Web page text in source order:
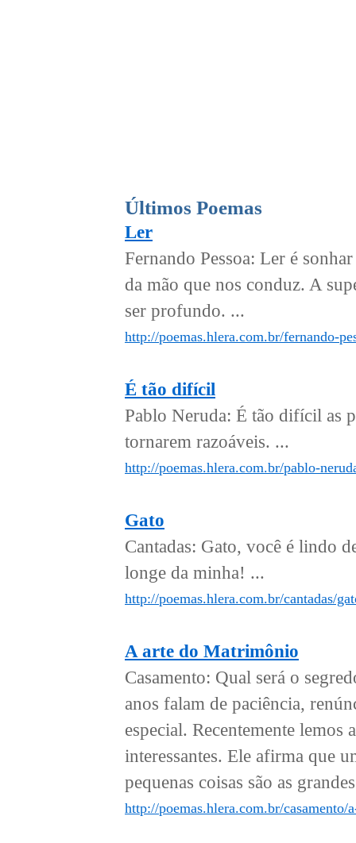
Últimos Poemas
Ler
Fernando Pessoa: Ler é
da mão que nos conduz. A
ser profundo. ...
http://poemas.hlera.com.br/fernando-
É tão difícil
Pablo Neruda: É tão difícil as
tornarem razoáveis. ...
http://poemas.hlera.com.br/pablo-
Gato
Cantadas: Gato, você é lindo
longe da minha! ...
http://poemas.hlera.com.br/cantadas/
A arte do Matrimônio
Casamento: Qual será o
anos falam de paciência,
especial. Recentemente lemos
interessantes. Ele afirma que
pequenas coisas são as
http://poemas.hlera.com.br/